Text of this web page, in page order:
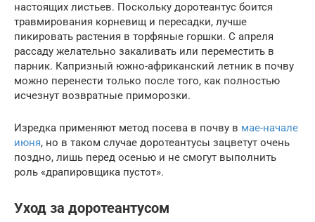
настоящих листьев. Поскольку доротеантус боится
травмирования корневищ и пересадки, лучше
пикировать растения в торфяные горшки. С апреля
рассаду желательно закаливать или переместить в
парник. Капризный южно-африканский летник в почву
можно перенести только после того, как полностью
исчезнут возвратные приморозки.
Изредка применяют метод посева в почву в мае-начале
июня, но в таком случае доротеантусы зацветут очень
поздно, лишь перед осенью и не смогут выполнить
роль «драпировщика пустот».
Уход за доротеантусом